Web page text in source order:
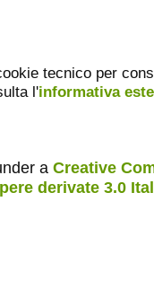
tecnico per
l'informativa
a Creative
derivate 3.0